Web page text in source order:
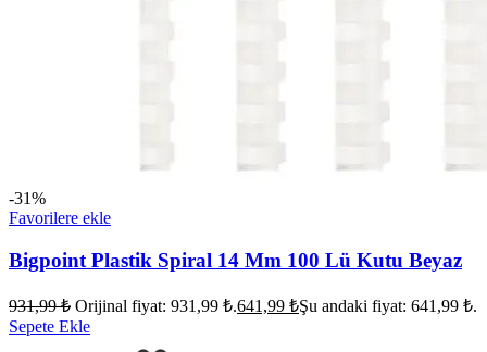
-31%
Favorilere ekle
Bigpoint Plastik Spiral 14 Mm 100 Lü Kutu Beyaz
931,99₺ Orijinal fiyat: 931,99 ₺.641,99 ₺Şu andaki fiyat: 641,99 ₺.
Sepete Ekle